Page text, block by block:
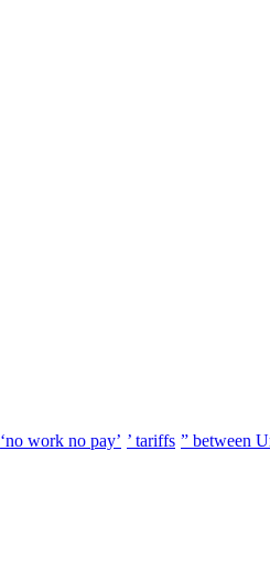
‘no work no pay’ ’ tariffs ” between